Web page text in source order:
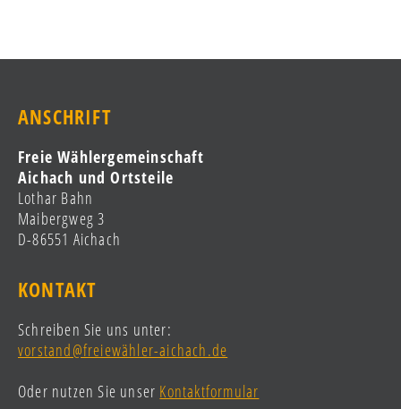
ANSCHRIFT
Freie Wählergemeinschaft
Aichach und Ortsteile
Lothar Bahn
Maibergweg 3
D-86551 Aichach
KONTAKT
Schreiben Sie uns unter:
vorstand@freiewähler-aichach.de
Oder nutzen Sie unser Kontaktformular